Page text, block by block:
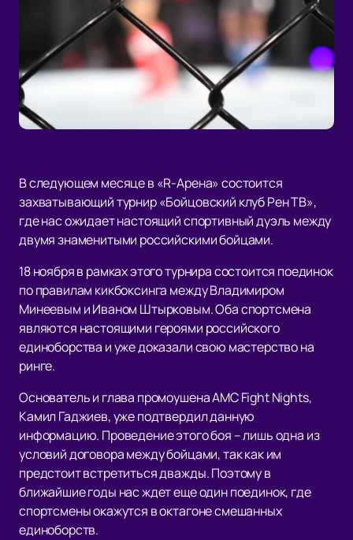
В следующем месяце в «R-Арена» состоится
захватывающий турнир «Бойцовский клуб Рен ТВ»,
где нас ожидает настоящий спортивный дуэль между
двумя знаменитыми российскими бойцами.
18 ноября в рамках этого турнира состоится поединок
по правилам кикбоксинга между Владимиром
Минеевым и Иваном Штырковым. Оба спортсмена
являются настоящими героями российского
единоборства и уже доказали свою мастерство на
ринге.
Основатель и глава промоушена AMC Fight Nights,
Камил Гаджиев, уже подтвердил данную
информацию. Проведение этого боя – лишь одна из
условий договора между бойцами, так как им
предстоит встретиться дважды. Поэтому в
ближайшие годы нас ждет еще один поединок, где
спортсмены окажутся в октагоне смешанных
единоборств.